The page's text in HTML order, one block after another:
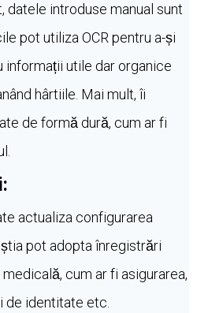
datele introduse manual sunt
pot utiliza OCR pentru a-și
utile dar organice
hârtiile. Mai mult, îi
de formă dură, cum ar fi
actualiza configurarea
pot adopta înregistrări
cum ar fi asigurarea,
de identitate etc.